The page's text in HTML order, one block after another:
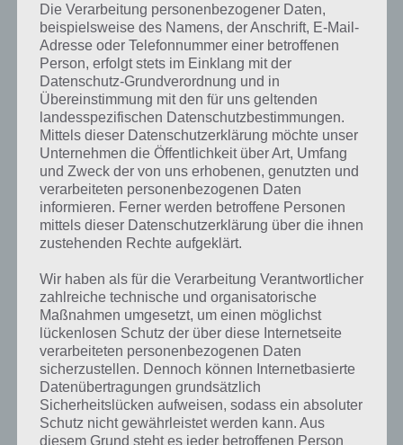
Kurze Begriffserklärung zur Lösung Reis
Reis ist die Lösung für das tägliche Rätsel am 27.8.2019 in 4 Bilder 1
Wort, doch welche Bedeutung hat dieses eigentlich und was gibt es
dazu zu wissen? Passt das Wort auch zu Singapur? Zu bestimmten
Lösungen präsentieren wir daher auch immer eine kurze
Begriffserklärung!
Die Verarbeitung personenbezogener Daten,
beispielsweise des Namens, der Anschrift, E-Mail-
Adresse oder Telefonnummer einer betroffenen
Person, erfolgt stets im Einklang mit der
Datenschutz-Grundverordnung und in
Übereinstimmung mit den für uns geltenden
landesspezifischen Datenschutzbestimmungen.
Mittels dieser Datenschutzerklärung möchte unser
Unternehmen die Öffentlichkeit über Art, Umfang
und Zweck der von uns erhobenen, genutzten und
verarbeiteten personenbezogenen Daten
informieren. Ferner werden betroffene Personen
mittels dieser Datenschutzerklärung über die ihnen
zustehenden Rechte aufgeklärt.
Wir haben als für die Verarbeitung Verantwortlicher
zahlreiche technische und organisatorische
Maßnahmen umgesetzt, um einen möglichst
lückenlosen Schutz der über diese Internetseite
verarbeiteten personenbezogenen Daten
sicherzustellen. Dennoch können Internetbasierte
Datenübertragungen grundsätzlich
Sicherheitslücken aufweisen, sodass ein absoluter
Schutz nicht gewährleistet werden kann. Aus
diesem Grund steht es jeder betroffenen Person